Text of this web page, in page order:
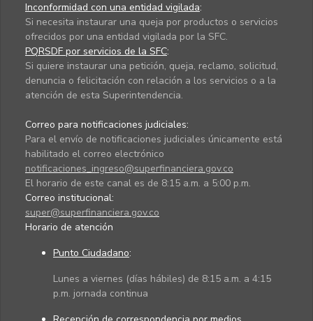
Inconformidad con una entidad vigilada:
Si necesita instaurar una queja por productos o servicios
ofrecidos por una entidad vigilada por la SFC.
PQRSDF por servicios de la SFC:
Si quiere instaurar una petición, queja, reclamo, solicitud,
denuncia o felicitación con relación a los servicios o a la
atención de esta Superintendencia.
Correo para notificaciones judiciales:
Para el envío de notificaciones judiciales únicamente está
habilitado el correo electrónico
notificaciones_ingreso@superfinanciera.gov.co
El horario de este canal es de 8:15 a.m. a 5:00 p.m.
Correo institucional:
super@superfinanciera.gov.co
Horario de atención
Punto Ciudadano:
Lunes a viernes (días hábiles) de 8:15 a.m. a 4:15
p.m. jornada continua